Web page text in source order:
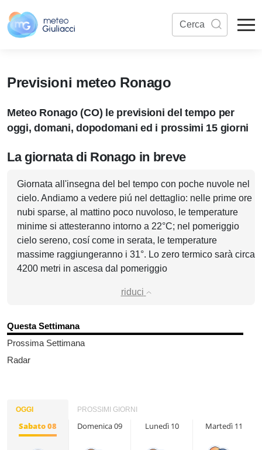
Previsioni meteo Ronago
Meteo Ronago (CO) le previsioni del tempo per
oggi, domani, dopodomani ed i prossimi 15 giorni
La giornata di Ronago in breve
Giornata all'insegna del bel tempo con poche nuvole nel
cielo. Andiamo a vedere piú nel dettaglio: nelle prime ore
nubi sparse, al mattino poco nuvoloso, le temperature
minime si attesteranno intorno a 22°C; nel pomeriggio
cielo sereno, cosí come in serata, le temperature
massime raggiungeranno i 31°. Lo zero termico sarà circa
4200 metri in ascesa dal pomeriggio
riduci
Questa Settimana
Prossima Settimana
Radar
OGGI PROSSIMI GIORNI
Sabato 08 Domenica 09 Lunedì 10 Martedì 11